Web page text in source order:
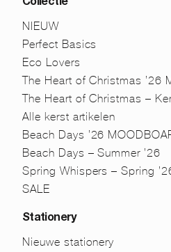
Collectie
NIEUW
Perfect Basics
Eco Lovers
The Heart of Christmas ’26
The Heart of Christmas –
Alle kerst artikelen
Beach Days ’26
Beach Days – Summer ’26
Spring Whispers – Spring
SALE
Stationery
Nieuwe stationery